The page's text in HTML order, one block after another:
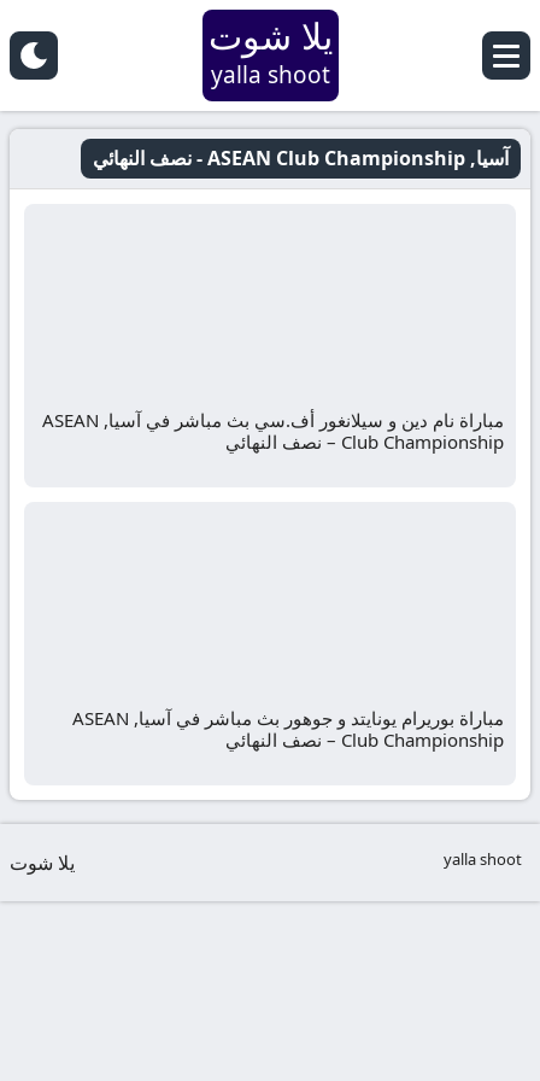
يلا شوت
yalla shoot
آسيا, ASEAN Club Championship - نصف النهائي
مباراة نام دين و سيلانغور أف.سي بث مباشر في آسيا, ASEAN
Club Championship – نصف النهائي
مباراة بوريرام يونايتد و جوهور بث مباشر في آسيا, ASEAN
Club Championship – نصف النهائي
yalla shoot يلا شوت